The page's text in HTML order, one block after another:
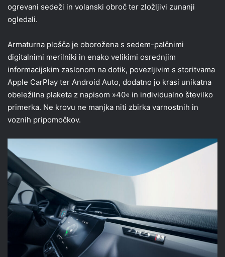
ogrevani sedeži in volanski obroč ter zložljivi zunanji
ogledali.
Armaturna plošča je oborožena s sedem-palčnimi
digitalnimi merilniki in enako velikimi osrednjim
informacijskim zaslonom na dotik, povezljivim s storitvama
Apple CarPlay ter Android Auto, dodatno jo krasi unikatna
obeležilna plaketa z napisom »40« in individualno številko
primerka. Ne krovu ne manjka niti zbirka varnostnih in
voznih pripomočkov.